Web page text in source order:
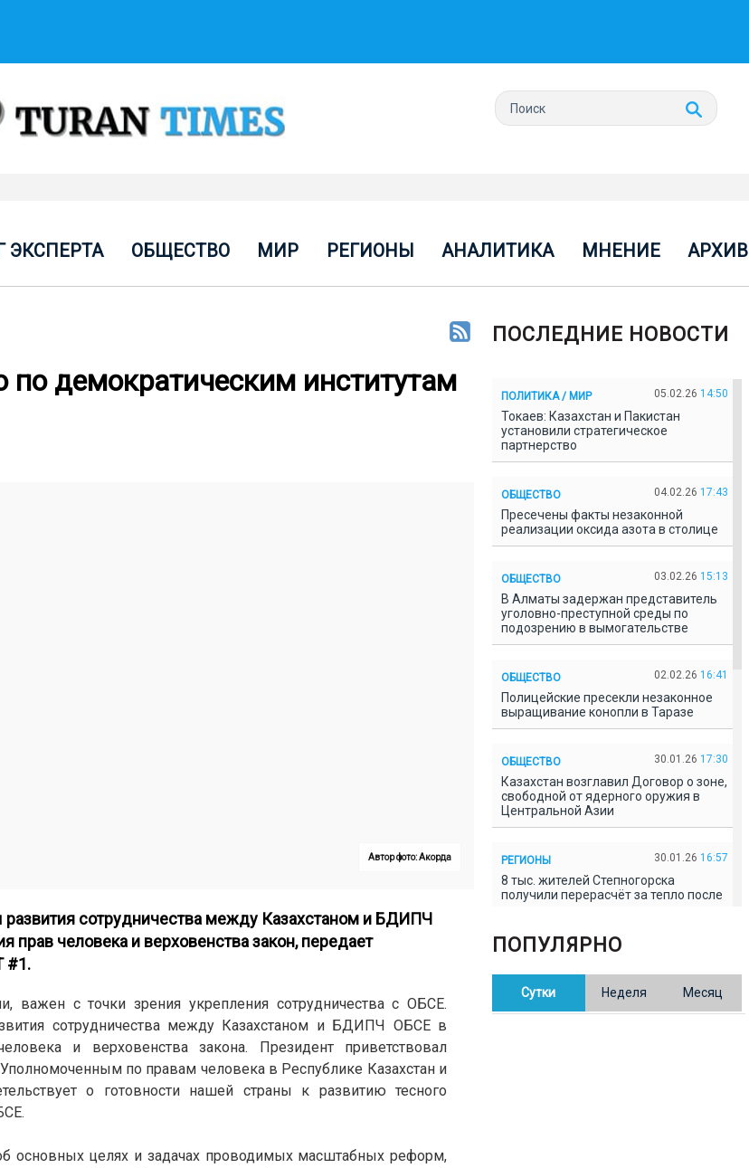
ЭКСПЕРТА ОБЩЕСТВО МИР РЕГИОНЫ АНАЛИТИКА МНЕНИЕ АРХИВ
демократическим институтам
Автор фото: Акорда
сотрудничества между Казахстаном и БДИПЧ
прав человека и верховенства закон, передает
#1.
важен с точки зрения укрепления сотрудничества с ОБСЕ.
сотрудничества между Казахстаном и БДИПЧ ОБСЕ в
и верховенства закона. Президентприветствовал
по правам человека в Республике Казахстан и
о готовности нашей страны к развитию тесного
основных целях и задачах проводимых масштабных реформ,
ПОСЛЕДНИЕ НОВОСТИ
ПОЛИТИКА / МИР 05.02.26 14:50
Токаев: Казахстан и Пакистан
установили стратегическое
партнерство
ОБЩЕСТВО 04.02.26 17:43
Пресечены факты незаконной
реализации оксида азота в столице
ОБЩЕСТВО 03.02.26 15:13
В Алматы задержан представитель
уголовно-преступной среды по
подозрению в вымогательстве
ОБЩЕСТВО 02.02.26 16:41
Полицейские пресекли незаконное
выращивание конопли в Таразе
ОБЩЕСТВО 30.01.26 17:30
Казахстан возглавил Договор о зоне,
свободной от ядерного оружия в
Центральной Азии
РЕГИОНЫ 30.01.26 16:57
8 тыс. жителей Степногорска
получили перерасчёт за тепло после
В Казахстане готовят новую
редакцию Конституции: меняется
ПОПУЛЯРНО
Сутки Неделя Месяц